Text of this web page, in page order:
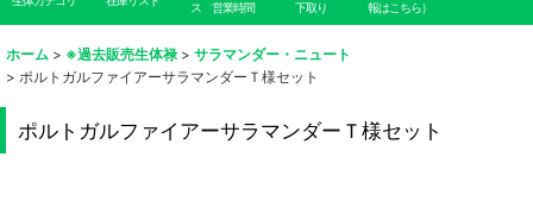
ス 営業時間
下取り
報はこちら）
ホーム > ※過去販売生体禄 > サラマンダー・ニュート
> ポルトガルファイアーサラマンダーＴ様セット
ポルトガルファイアーサラマンダーＴ様セット